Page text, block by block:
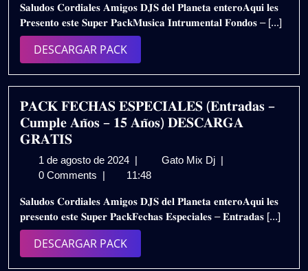
de
2025
POEMAS
–
SOCIALES
|
GRATIS
𝐒𝐚𝐥𝐮𝐝𝐨𝐬 𝐂𝐨𝐫𝐝𝐢𝐚𝐥𝐞𝐬 𝐀𝐦𝐢𝐠𝐨𝐬 𝐃𝐉𝐒 𝐝𝐞𝐥 𝐏𝐥𝐚𝐧𝐞𝐭𝐚 𝐞𝐧𝐭𝐞𝐫𝐨𝐀𝐪𝐮𝐢 𝐥𝐞𝐬
𝐏𝐫𝐞𝐬𝐞𝐧𝐭𝐨 𝐞𝐬𝐭𝐞 𝐒𝐮𝐩𝐞𝐫 𝐏𝐚𝐜𝐤𝐌𝐮𝐬𝐢𝐜𝐚 𝐈𝐧𝐭𝐫𝐮𝐦𝐞𝐧𝐭𝐚𝐥 𝐅𝐨𝐧𝐝𝐨𝐬 – [...]
DESCARGAR PACKDESCARGAR
PACK
𝐏𝐀𝐂𝐊 𝐅𝐄𝐂𝐇𝐀𝐒 𝐄𝐒𝐏𝐄𝐂𝐈𝐀𝐋𝐄𝐒 (𝐄𝐧𝐭𝐫𝐚𝐝𝐚𝐬 –
𝐂𝐮𝐦𝐩𝐥𝐞 𝐀𝐧̃𝐨𝐬 – 𝟏𝟓 𝐀𝐧̃𝐨𝐬) 𝐃𝐄𝐒𝐂𝐀𝐑𝐆𝐀
𝐆𝐑𝐀𝐓𝐈𝐒
1 de agosto de 2024 1
de
de
2024
Gato Mix Dj 𝐏𝐀𝐂𝐊
(𝐄𝐧𝐭𝐫𝐚𝐝𝐚𝐬
–
–
0 Comments
11:48
𝐒𝐚𝐥𝐮𝐝𝐨𝐬 𝐂𝐨𝐫𝐝𝐢𝐚𝐥𝐞𝐬 𝐀𝐦𝐢𝐠𝐨𝐬 𝐃𝐉𝐒 𝐝𝐞𝐥 𝐏𝐥𝐚𝐧𝐞𝐭𝐚 𝐞𝐧𝐭𝐞𝐫𝐨𝐀𝐪𝐮𝐢 𝐥𝐞𝐬
𝐩𝐫𝐞𝐬𝐞𝐧𝐭𝐨 𝐞𝐬𝐭𝐞 𝐒𝐮𝐩𝐞𝐫 𝐏𝐚𝐜𝐤𝐅𝐞𝐜𝐡𝐚𝐬 𝐄𝐬𝐩𝐞𝐜𝐢𝐚𝐥𝐞𝐬 – 𝐄𝐧𝐭𝐫𝐚𝐝𝐚𝐬 [...]
DESCARGAR PACKDESCARGAR
PACK